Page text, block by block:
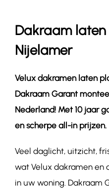
Contact
Dakraam
Nijelamer
Velux dakramen laten
Dakraam Garant
Nederland! Met 10 jaar
en scherpe all-in prijzen.
Veel daglicht, uitzicht,
wat Velux dakramen en
in uw woning. Dakraam